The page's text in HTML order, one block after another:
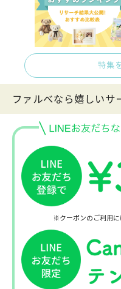
特集
ファルべなら嬉しいサ
※クーポンのご利用に